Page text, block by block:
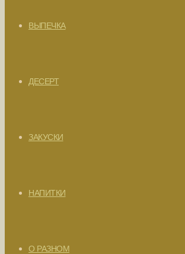
ВЫПЕЧКА
ДЕСЕРТ
ЗАКУСКИ
НАПИТКИ
О РАЗНОМ